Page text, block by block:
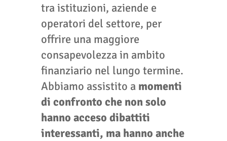
tra istituzioni, aziende e
operatori del settore, per
offrire una maggiore
consapevolezza in ambito
finanziario nel lungo termine.
Abbiamo assistito a momenti
di confronto che non solo
hanno acceso dibattiti
interessanti, ma hanno anche